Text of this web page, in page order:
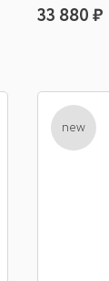
33 880 ₽
new